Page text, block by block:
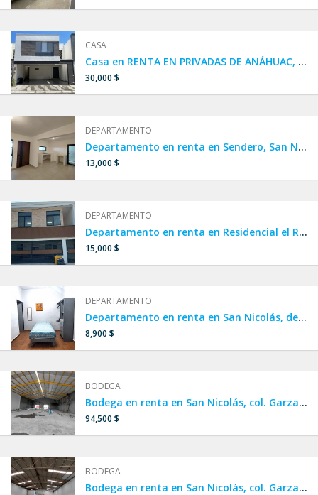
CASA
Casa en RENTA EN PRIVADAS DE ANÁHUAC, Escobedo, cerca de Concordia y República
30,000 $
DEPARTAMENTO
Departamento en renta en Sendero, San Nicolás
13,000 $
DEPARTAMENTO
Departamento en renta en Residencial el Roble, San Nicolás
15,000 $
DEPARTAMENTO
Departamento en renta en San Nicolás, departamento cerca de UANL.
8,900 $
BODEGA
Bodega en renta en San Nicolás, col. Garza Cantú
94,500 $
BODEGA
Bodega en renta en San Nicolás, col. Garza Cantú, Av. Nogalar